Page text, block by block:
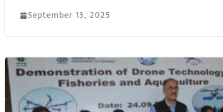
September 13, 2025